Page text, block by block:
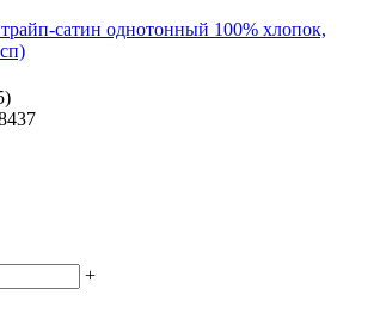
сатин однотонный 100% хлопок,
+